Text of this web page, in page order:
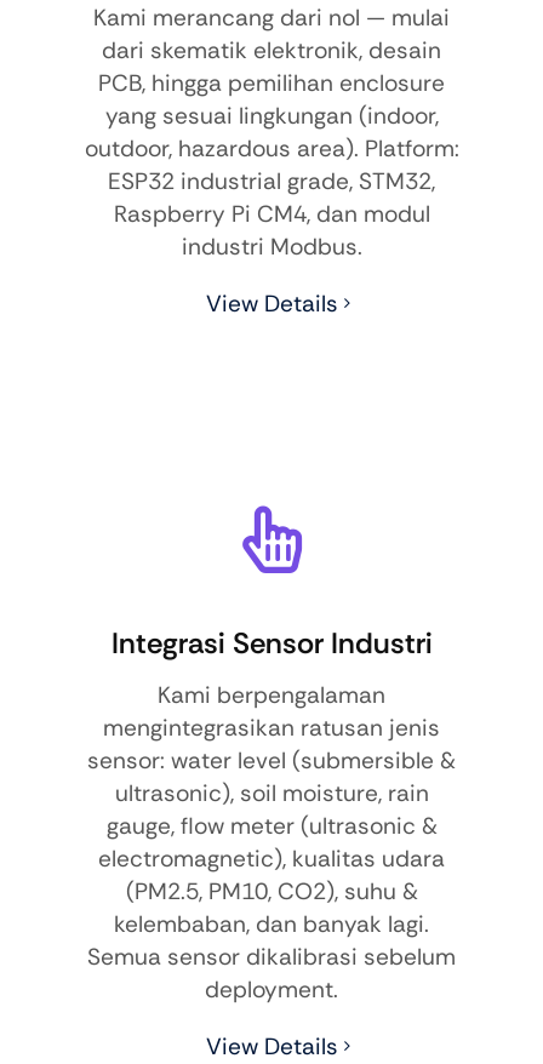
Kami merancang dari nol — mulai
dari skematik elektronik, desain
PCB, hingga pemilihan enclosure
yang sesuai lingkungan (indoor,
outdoor, hazardous area). Platform:
ESP32 industrial grade, STM32,
Raspberry Pi CM4, dan modul
industri Modbus.
View Details
Integrasi Sensor Industri
Kami berpengalaman
mengintegrasikan ratusan jenis
sensor: water level (submersible &
ultrasonic), soil moisture, rain
gauge, flow meter (ultrasonic &
electromagnetic), kualitas udara
(PM2.5, PM10, CO2), suhu &
kelembaban, dan banyak lagi.
Semua sensor dikalibrasi sebelum
deployment.
View Details